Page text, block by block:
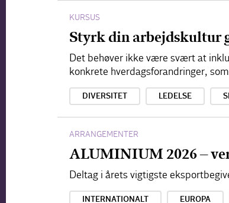
KURSUS
Styrk din arbejdskultur
Det behøver ikke være svært at
konkrete hverdagsforandringer,
DIVERSITET LEDELSE
ARRANGEMENTER
ALUMINIUM 2026 –
Deltag i årets vigtigste
INTERNATIONALT EUROPA